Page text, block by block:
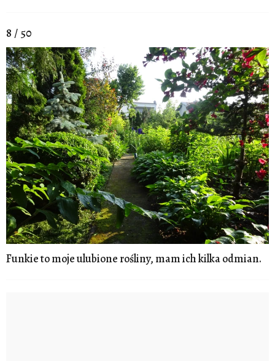
8 / 50
Funkie to moje ulubione rośliny, mam ich kilka odmian.